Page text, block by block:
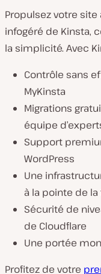
Propulsez votre site
infogéré de Kinsta,
la simplicité. Avec
Contrôle sans
MyKinsta
Migrations
équipe
Support
WordPress
Une
à la pointe de
Sécurité de
de Cloudflare
Une portée
Profitez de votre